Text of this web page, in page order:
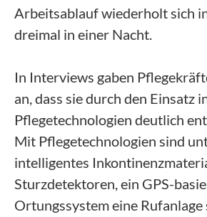
Arbeitsablauf wiederholt sich
dreimal in einer Nacht.
In Interviews gaben
an, dass sie durch den Einsatz
Pflegetechnologien deutlich
Mit Pflegetechnologien sind
intelligentes
Sturzdetektoren, ein GPS-
Ortungssystem eine Rufanlage